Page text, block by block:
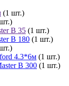
(1 шт.)
B 35 (1 шт.)
B 180 (1 шт.)
4.3*6м (1 шт.)
B 300 (1 шт.)